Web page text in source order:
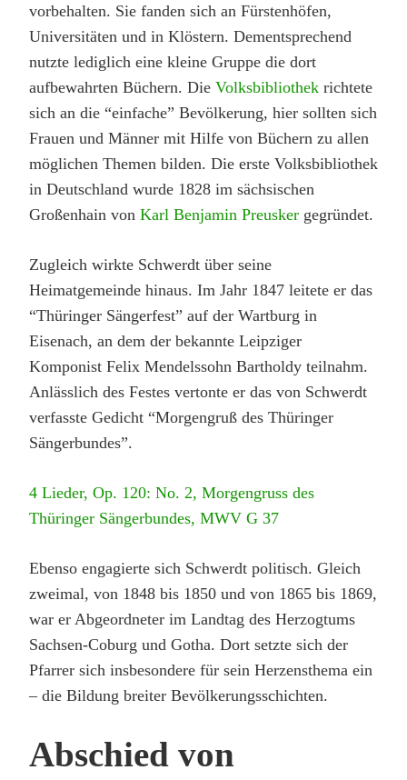
vorbehalten. Sie fanden sich an Fürstenhöfen,
Universitäten und in Klöstern. Dementsprechend
nutzte lediglich eine kleine Gruppe die dort
aufbewahrten Büchern. Die Volksbibliothek richtete
sich an die “einfache” Bevölkerung, hier sollten sich
Frauen und Männer mit Hilfe von Büchern zu allen
möglichen Themen bilden. Die erste Volksbibliothek
in Deutschland wurde 1828 im sächsischen
Großenhain von Karl Benjamin Preusker gegründet.
Zugleich wirkte Schwerdt über seine
Heimatgemeinde hinaus. Im Jahr 1847 leitete er das
“Thüringer Sängerfest” auf der Wartburg in
Eisenach, an dem der bekannte Leipziger
Komponist Felix Mendelssohn Bartholdy teilnahm.
Anlässlich des Festes vertonte er das von Schwerdt
verfasste Gedicht “Morgengruß des Thüringer
Sängerbundes”.
4 Lieder, Op. 120: No. 2, Morgengruss des
Thüringer Sängerbundes, MWV G 37
Ebenso engagierte sich Schwerdt politisch. Gleich
zweimal, von 1848 bis 1850 und von 1865 bis 1869,
war er Abgeordneter im Landtag des Herzogtums
Sachsen-Coburg und Gotha. Dort setzte sich der
Pfarrer sich insbesondere für sein Herzensthema ein
– die Bildung breiter Bevölkerungsschichten.
Abschied von